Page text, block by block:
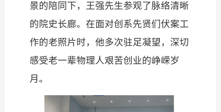
景的陪同下，王强先生参观了脉络清晰
的院史长廊。在面对创系先贤们伏案工
作的老照片时，他多次驻足凝望，深切
感受老一辈物理人艰苦创业的峥嵘岁
月。